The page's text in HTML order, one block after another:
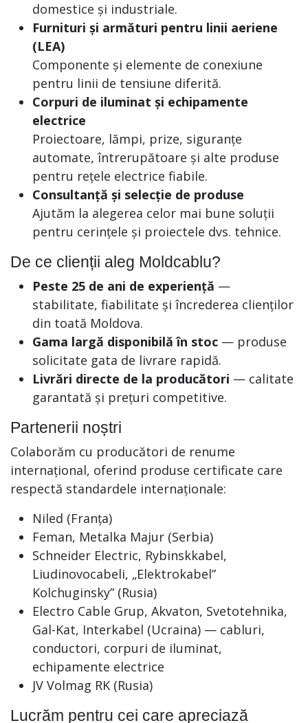
domestice și industriale.
Furnituri și armături pentru linii aeriene
(LEA)
Componente și elemente de conexiune
pentru linii de tensiune diferită.
Corpuri de iluminat și echipamente
electrice
Proiectoare, lămpi, prize, siguranțe
automate, întrerupătoare și alte produse
pentru rețele electrice fiabile.
Consultanță și selecție de produse
Ajutăm la alegerea celor mai bune soluții
pentru cerințele și proiectele dvs. tehnice.
De ce clienții aleg Moldcablu?
Peste 25 de ani de experiență —
stabilitate, fiabilitate și încrederea clienților
din toată Moldova.
Gama largă disponibilă în stoc — produse
solicitate gata de livrare rapidă.
Livrări directe de la producători — calitate
garantată și prețuri competitive.
Partenerii noștri
Colaborăm cu producători de renume
internațional, oferind produse certificate care
respectă standardele internaționale:
Niled (Franța)
Feman, Metalka Majur (Serbia)
Schneider Electric, Rybinskkabel,
Liudinovocabeli, „Elektrokabel”
Kolchuginsky” (Rusia)
Electro Cable Grup, Akvaton, Svetotehnika,
Gal-Kat, Interkabel (Ucraina) — cabluri,
conductori, corpuri de iluminat,
echipamente electrice
JV Volmag RK (Rusia)
Lucrăm pentru cei care apreciază